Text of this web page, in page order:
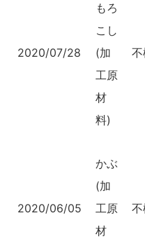
2020/07/28
もろ
こし
(加
工原
材
料)
不
2020/06/05
かぶ
(加
工原
材
不